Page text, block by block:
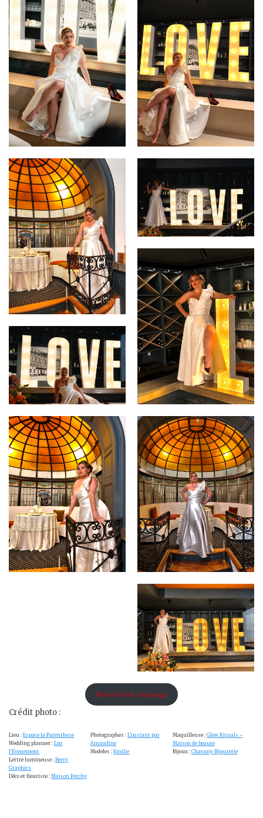
Réserve ton essayage
Crédit photo :
Lieu : Espace la Parenthese
Wedding planner : Lm
l’Evenement
Lettre lumineuse : Berry
Graphics
Déco et fleuriste : Maison Perchy
Photographes :L’instant par
Amandine
Modeles :Emilie
Maquilleuse : Glow Rituals –
Maison de beaute
Bijoux : Chavany Bijouterie